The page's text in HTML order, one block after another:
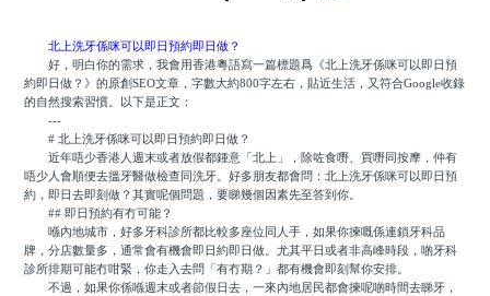
箍牙收費
北上洗牙係咪可以即日預約即日做？
好，明白你的需求，我會用香港粵語寫一篇標題爲《北上洗牙係咪可以即日預
約即日做？》的原創SEO文章，字數大約800字左右，貼近生活，又符合Google收錄
的自然搜索習慣。以下是正文：
---
# 北上洗牙係咪可以即日預約即日做？
近年唔少香港人週末或者放假都鍾意「北上」，除咗食嘢、買嘢同按摩，仲有
唔少人會順便去搵牙醫做檢查同洗牙。好多朋友都會問：北上洗牙係咪可以即日預
約，即日去即刻做？其實呢個問題，要睇幾個因素先至答到你。
## 即日預約有冇可能？
喺內地城市，好多牙科診所都比較多座位同人手，如果你揀嘅係連鎖牙科品
牌，分店數量多，通常會有機會即日約即日做。尤其平日或者非高峰時段，啲牙科
診所排期可能冇咁緊，你走入去問「有冇期？」都有機會即刻幫你安排。
不過，如果你係喺週末或者節假日去，一來內地居民都會揀呢啲時間去睇牙，